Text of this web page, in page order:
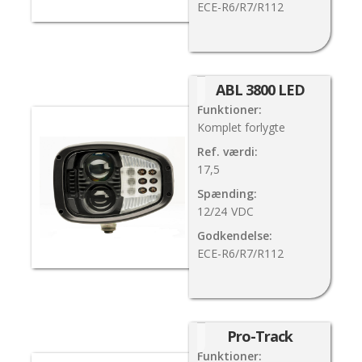
ECE-R6/R7/R112
ABL 3800 LED
Funktioner:
Komplet forlygte
Ref. værdi:
17,5
Spænding:
12/24 VDC
Godkendelse:
ECE-R6/R7/R112
Pro-Track
Funktioner: